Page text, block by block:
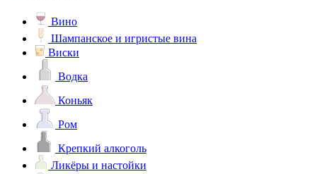
Вино
Шампанское и игристые вина
Виски
Водка
Коньяк
Ром
Крепкий алкоголь
Ликёры и настойки